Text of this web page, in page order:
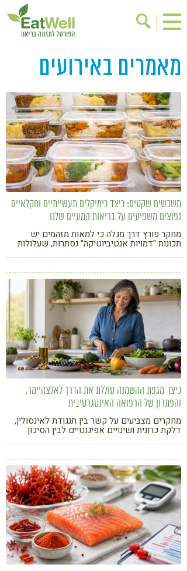
הרשמה לניוזלטר
אודות
ריפוי ומניעת מחלות
בריאות האישה
תוספי תזונה
מתכוני בריאות
אירועים
שינוי תזונתי
גישות בתזונה
דיאטה
ניקוי רעלים
מזונות על
ילדים
תזונה וספורט
הפרעות קשב & ריכוז
אכילה רגשית
קורונה
טבעונות
מאמרים באירועים
משבשים שקטים: כיצד כימיקלים תעשייתיים וחקלאיים
נפוצים משפיעים על בריאות המעיים שלנו
מחקר פורץ דרך מגלה כי למאות מזהמים יש
תכונות "דמויות אנטיביוטיקה" נסתרות, שעלולות
כיצד מגפת ההשמנה סוללת את הדרך לאלצהיימר,
והפתרון של הרפואה האינטגרטיבית
מחקרים מצביעים על קשר בין תנגודת לאינסולין,
דלקת כרונית ושינויים אפיגנטיים לבין הסיכון
לפגיעה קוגניטיבית. כיצד תזונה, צמחי מרפא
ורפואה סינית עשויים להשתלב בגישה המניעתית?